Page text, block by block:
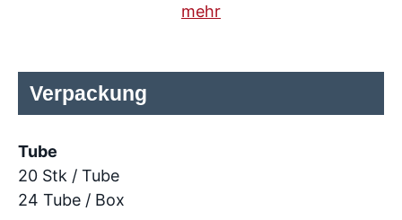
mehr
Verpackung
Tube
20 Stk / Tube
24 Tube / Box